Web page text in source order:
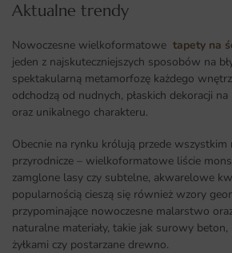
Aktualne trendy​
Nowoczesne wielkoformatowe tapety na
jeden z najskuteczniejszych sposobów na
spektakularną metamorfozę każdego
odchodzą od nudnych, płaskich dekoracji na
oraz unikalnego charakteru.
Obecnie na rynku królują przede
przyrodnicze – wielkoformatowe liście
zamglone lasy czy subtelne, akwarelowe
popularnością cieszą się również wzory
przypominające nowoczesne malarstwo
naturalne materiały, takie jak surowy beton,
żyłkami czy postarzane drewno.